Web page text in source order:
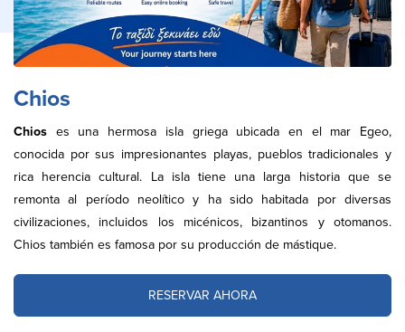
Chios
Chios es una hermosa isla griega ubicada en el mar Egeo,
conocida por sus impresionantes playas, pueblos tradicionales y
rica herencia cultural. La isla tiene una larga historia que se
remonta al período neolítico y ha sido habitada por diversas
civilizaciones, incluidos los micénicos, bizantinos y otomanos.
Chios también es famosa por su producción de mástique.
RESERVAR AHORA